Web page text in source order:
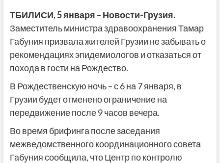
ТБИЛИСИ,5января – Новости-Грузия.
Заместитель министра здравоохранения Тамар
Габуния призвала жителей Грузии не забывать о
рекомендациях эпидемиологов и отказаться от
похода в гости на Рождество.
В Рождественскую ночь – с 6 на 7 января, в
Грузии будет отменено ограничение на
передвижение после 9 часов вечера.
Во время брифинга после заседания
межведомственного координационного совета
Габуния сообщила, что Центр по контролю